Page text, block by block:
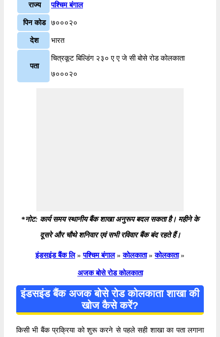
राज्य पश्चिम बंगाल
पिन कोड ७०००२०
देश भारत
पता
चित्रकूट बिल्डिंग २३० ए ए जे सी बोसे रोड कोलकाता
७०००२०
*नोट: कार्य समय स्थानीय बैंक शाखा अनुरूप बदल सकता है। महीने के
दूसरे और चौथे शनिवार एवं सभी रविवार बैंक बंद रहते हैं।
इंडसइंड बैंक लि » पश्चिम बंगाल » कोलकाता » कोलकाता »
अजक बोसे रोड कोलकाता
इंडसइंड बैंक अजक बोसे रोड कोलकाता शाखा की
खोज कैसे करें?
किसी भी बैंक प्रक्रिया को शुरू करने से पहले सही शाखा का पता लगाना